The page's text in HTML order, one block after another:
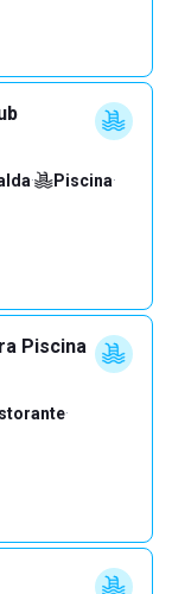
· Piscina·
Piscina
·